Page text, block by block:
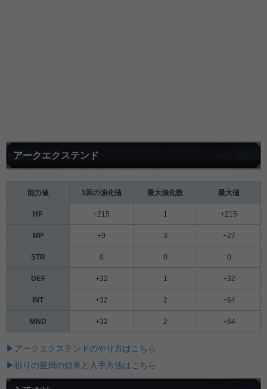
アークエクステンド
能力値 1回の強化値 最大強化数 最大値
HP +215 1 +215
MP +9 3 +27
STR 0 0 0
DEF +32 1 +32
INT +32 2 +64
MND +32 2 +64
▶アークエクステンドのやり方はこちら
▶祈りの星屑の効果と入手方法はこちら